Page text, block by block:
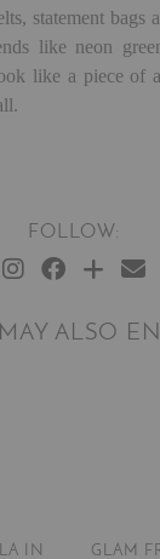
statement bags
like neon
like a piece of
FOLLOW:
ALSO
IN
GLAM